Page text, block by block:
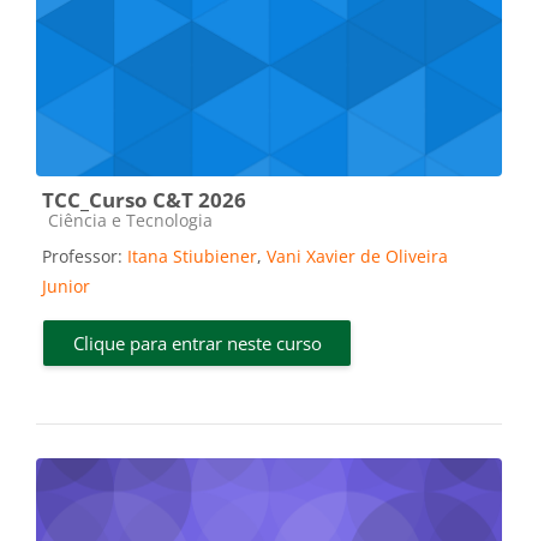
TCC_Curso C&T 2026
Categoria do curso
Ciência e Tecnologia
Professor: Itana Stiubiener, Vani Xavier de Oliveira
Junior
Clique para entrar neste curso